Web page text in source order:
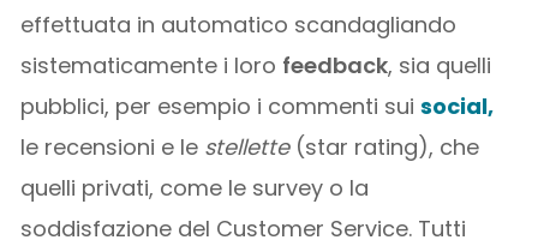
effettuata in automatico scandagliando
sistematicamente i loro feedback, sia quelli
pubblici, per esempio i commenti suisocial,
le recensioni e le stellette (star rating), che
quelli privati, come le survey o la
soddisfazione del Customer Service. Tutti